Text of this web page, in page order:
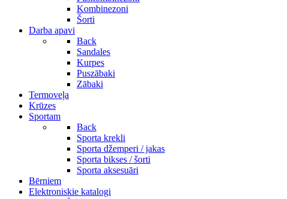
Kombinezoni
Šorti
Darba apavi
Back
Sandales
Kurpes
Puszābaki
Zābaki
Termoveļa
Krūzes
Sportam
Back
Sporta krekli
Sporta džemperi / jakas
Sporta bikses / šorti
Sporta aksesuāri
Bērniem
Elektroniskie katalogi